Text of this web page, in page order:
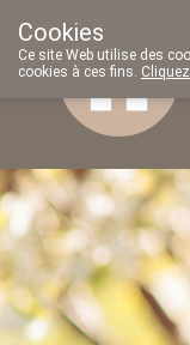
Cookies
Ce site Web utilise des
cookies à ces fins.